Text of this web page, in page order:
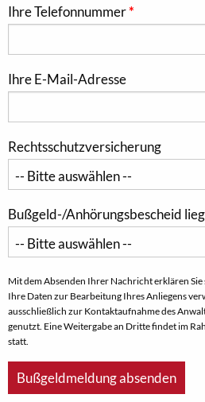
Ihre Telefonnummer
Ihre E-Mail-Adresse
Rechtsschutzversicherung
Bußgeld-/Anhörungsbescheid
Mit dem Absenden Ihrer Nachricht erklären
Ihre Daten zur Bearbeitung Ihres Anliegens
ausschließlich zur Kontaktaufnahme des
genutzt. Eine Weitergabe an Dritte findet im
statt.